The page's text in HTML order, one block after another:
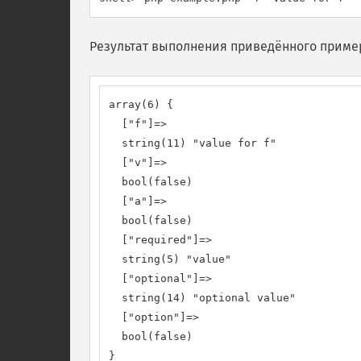
Результат выполнения приведённого
array(6) {
  ["f"]=>
  string(11) "value for f"
  ["v"]=>
  bool(false)
  ["a"]=>
  bool(false)
  ["required"]=>
  string(5) "value"
  ["optional"]=>
  string(14) "optional value"
  ["option"]=>
  bool(false)
}